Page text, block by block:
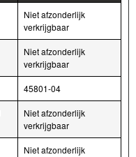
Niet afzonderlijk
verkrijgbaar
Niet afzonderlijk
verkrijgbaar
45801-04
Niet afzonderlijk
verkrijgbaar
Niet afzonderlijk